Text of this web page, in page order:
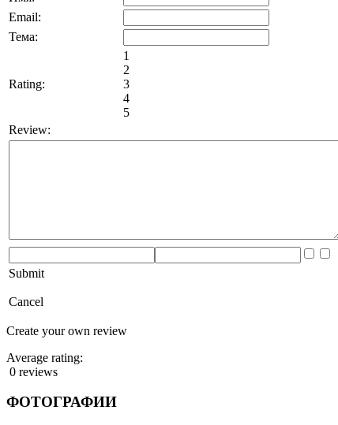
Email:
Тема:
Rating:
1
2
3
4
5
Review:
Submit
Cancel
Create your own review
Average rating:
0 reviews
ФОТОГРАФИИ